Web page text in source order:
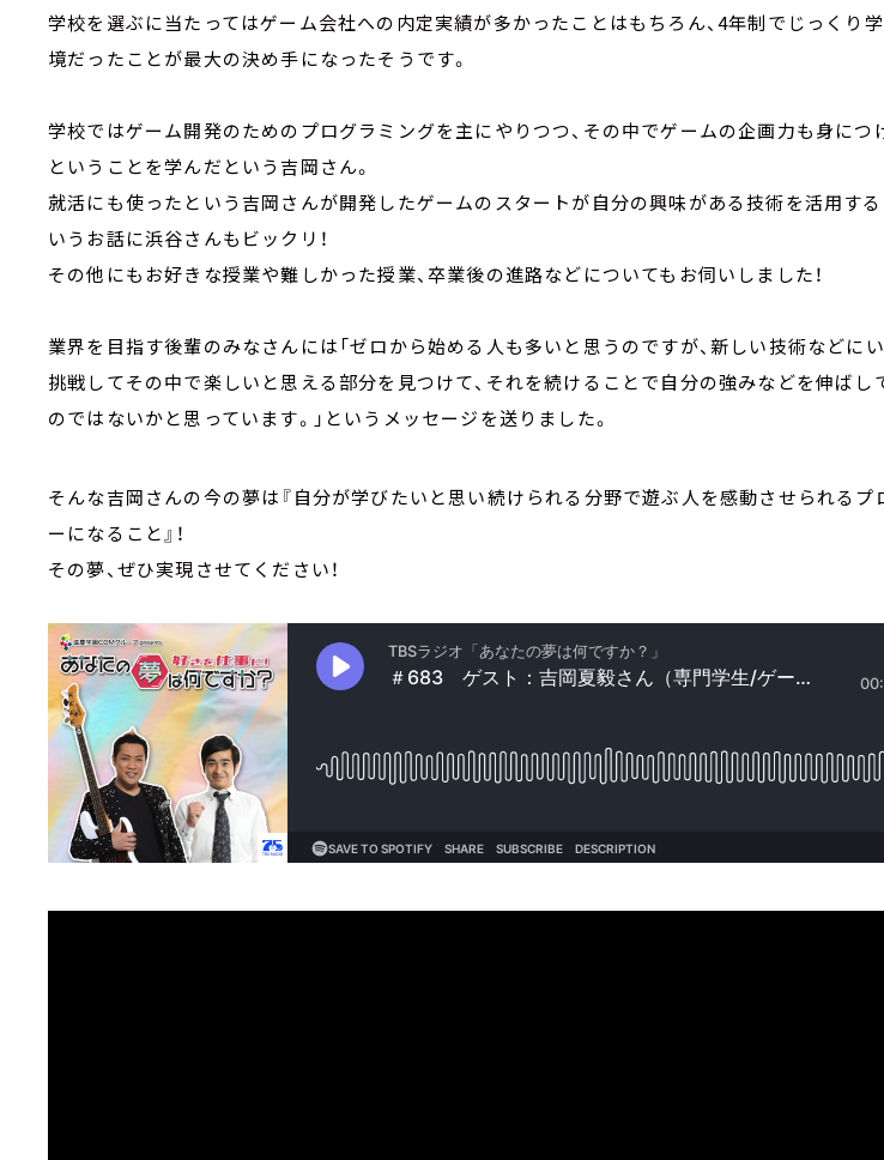
学校を選ぶに当たってはゲーム会社への内定実績が多かったことはもちろん、4年制でじっくり
境だったことが最大の決め手になったそうです。
学校ではゲーム開発のためのプログラミングを主にやりつつ、その中でゲームの企画力も身につ
ということを学んだという吉岡さん。
就活にも使ったという吉岡さんが開発したゲームのスタートが自分の興味がある技術を活用す
いうお話に浜谷さんもビックリ！
その他にもお好きな授業や難しかった授業、卒業後の進路などについてもお伺いしました！
業界を目指す後輩のみなさんには「ゼロから始める人も多いと思うのですが、新しい技術などに
挑戦してその中で楽しいと思える部分を見つけて、それを続けることで自分の強みなどを伸ばし
のではないかと思っています。」というメッセージを送りました。
そんな吉岡さんの今の夢は『自分が学びたいと思い続けられる分野で遊ぶ人を感動させられるプ
ーになること』！
その夢、ぜひ実現させてください！